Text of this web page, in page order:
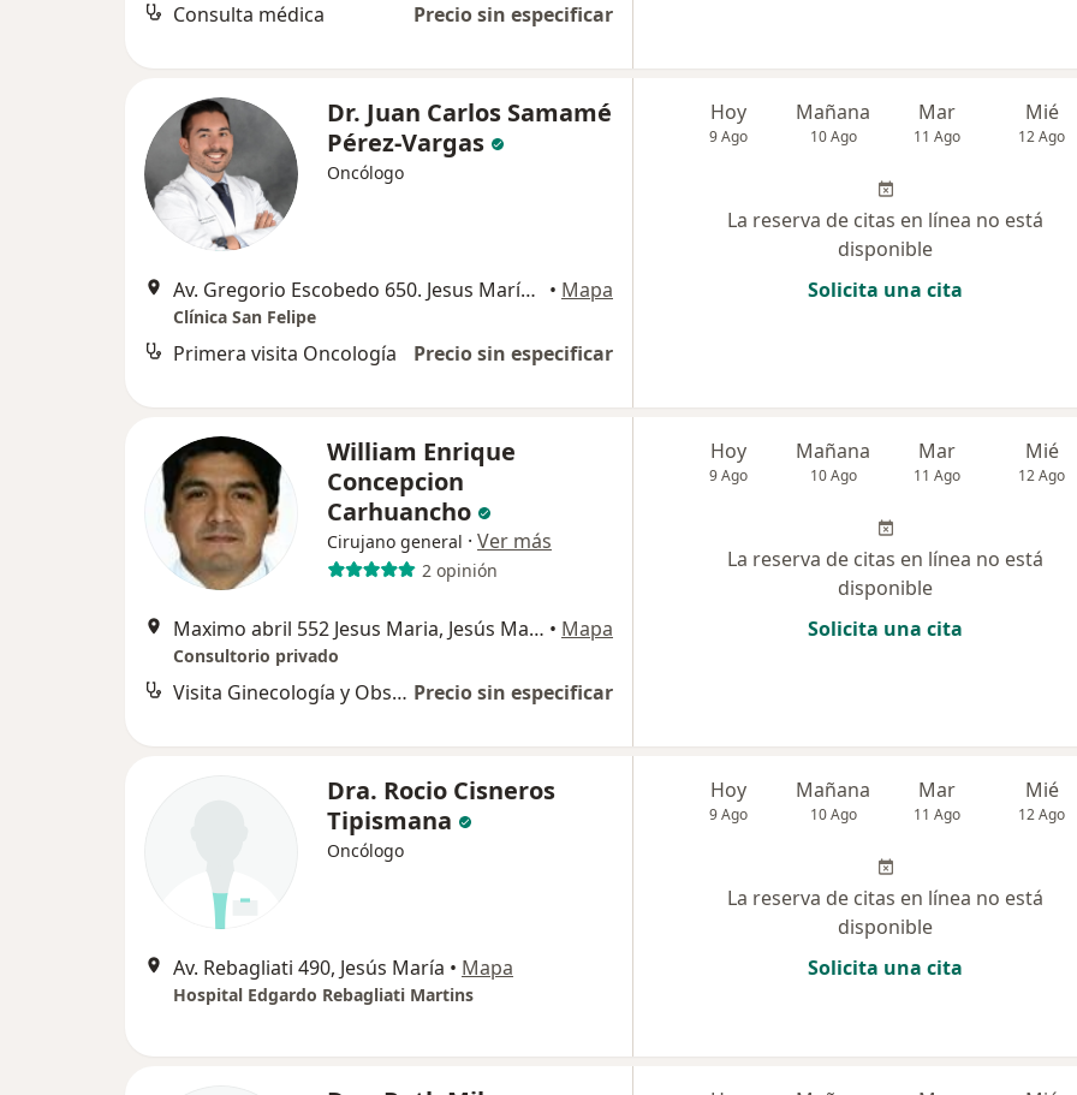
Consulta médica Precio sin especificar
Dr. Juan Carlos Samamé
Pérez-Vargas
Oncólogo
Av. Gregorio Escobedo 650. Jesus María, Lima • Mapa
Clínica San Felipe
Primera visita Oncología Precio sin especificar
Hoy
9 Ago
Mañana
10 Ago
Mar
11 Ago
Mié
12 Ago
La reserva de citas en línea no está
disponible
Solicita una cita
William Enrique
Concepcion
Carhuancho
Cirujano general · Ver más
2 opinión
Maximo abril 552 Jesus Maria, Jesús María • Mapa
Consultorio privado
Visita Ginecología y Obstetricia Precio sin especificar
Hoy
9 Ago
Mañana
10 Ago
Mar
11 Ago
Mié
12 Ago
La reserva de citas en línea no está
disponible
Solicita una cita
Dra. Rocio Cisneros
Tipismana
Oncólogo
Av. Rebagliati 490, Jesús María • Mapa
Hospital Edgardo Rebagliati Martins
Hoy
9 Ago
Mañana
10 Ago
Mar
11 Ago
Mié
12 Ago
La reserva de citas en línea no está
disponible
Solicita una cita